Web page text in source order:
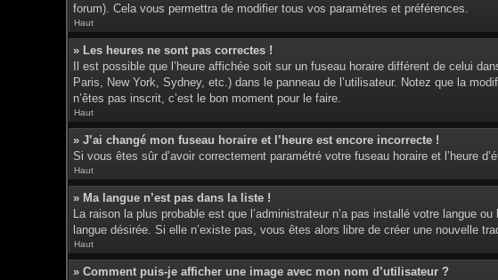
forum). Cela vous permettra de modifier tous vos paramètres et préférences.
Haut
» Les heures ne sont pas correctes !
Il est possible que l’heure affichée soit sur un fuseau horaire différent de celui
Paris, New York, Sydney, etc.) dans le panneau de l’utilisateur. Notez que la
n’êtes pas inscrit, c’est le bon moment pour le faire.
Haut
» J’ai changé mon fuseau horaire et l’heure est encore incorrecte !
Si vous êtes sûr d’avoir correctement paramétré votre fuseau horaire et l’heure
Haut
» Ma langue n’est pas dans la liste !
La raison la plus probable est que l’administrateur n’a pas installé votre langue
langue désirée. Si elle n’existe pas, vous êtes alors libre de créer une nouvelle
Haut
» Comment puis-je afficher une image avec mon nom d’utilisateur ?